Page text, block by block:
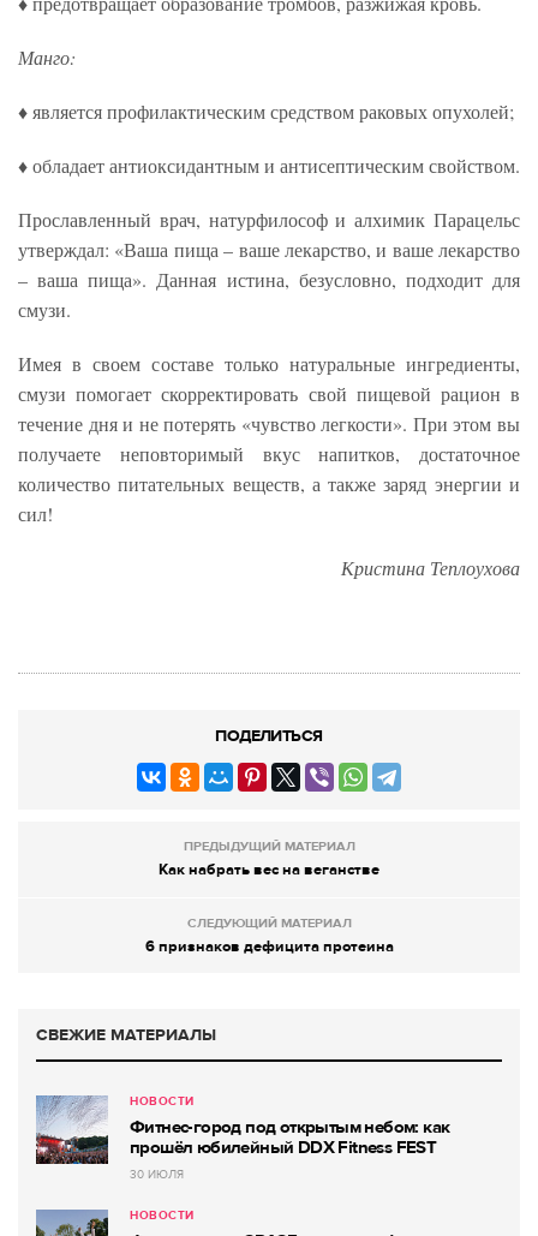
Манго:
♦ является профилактическим средством раковых опухолей;
♦ обладает антиоксидантным и антисептическим свойством.
Прославленный врач, натурфилософ и алхимик Парацельс
утверждал: «Ваша пища – ваше лекарство, и ваше лекарство
– ваша пища». Данная истина, безусловно, подходит для
смузи.
Имея в своем составе только натуральные ингредиенты,
смузи помогает скорректировать свой пищевой рацион в
течение дня и не потерять «чувство легкости». При этом вы
получаете неповторимый вкус напитков, достаточное
количество питательных веществ, а также заряд энергии и
сил!
Кристина Теплоухова
ПОДЕЛИТЬСЯ
ПРЕДЫДУЩИЙ МАТЕРИАЛ
Как набрать вес на веганстве
СЛЕДУЮЩИЙ МАТЕРИАЛ
6 признаков дефицита протеина
СВЕЖИЕ МАТЕРИАЛЫ
НОВОСТИ
Фитнес-город под открытым небом: как
прошёл юбилейный DDX Fitness FEST
30 ИЮЛЯ
НОВОСТИ